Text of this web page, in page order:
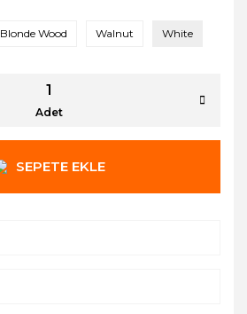
Blonde Wood Walnut White
Adet
SEPETE EKLE